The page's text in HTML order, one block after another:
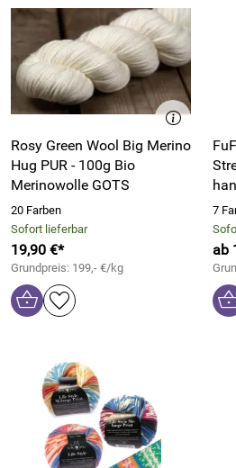
Rosy Green Wool Big Merino
Hug PUR - 100g Bio
Merinowolle GOTS
20 Farben
Sofort lieferbar
19,90 €*
Grundpreis: 199,- €/kg
7
ab